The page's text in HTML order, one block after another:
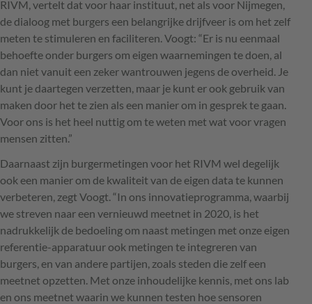
RIVM, vertelt dat voor haar instituut, net als voor Nijmegen,
de dialoog met burgers een belangrijke drijfveer is om het zelf
meten te stimuleren en faciliteren. Voogt: “Er is nu eenmaal
behoefte onder burgers om eigen waarnemingen te doen, al
dan niet vanuit een zeker wantrouwen jegens de overheid. Je
kunt je daartegen verzetten, maar je kunt er ook gebruik van
maken door het te zien als een manier om in gesprek te gaan.
Voor ons is het heel nuttig om te weten met wat voor vragen
mensen zitten.”
Daarnaast zijn burgermetingen voor het RIVM wel degelijk
ook een manier om de kwaliteit van de eigen data te kunnen
verbeteren, zegt Voogt. “In ons innovatieprogramma, waarbij
we streven naar een vernieuwd meetnet in 2020, is het
nadrukkelijk de bedoeling om naast metingen met onze eigen
referentie-apparatuur ook metingen te integreren van
burgers, en van andere partijen, zoals steden die zelf een
meetnet opzetten. Met onze inhoudelijke kennis, met ons lab
en ons meetnet waarin we kunnen testen hoe sensoren